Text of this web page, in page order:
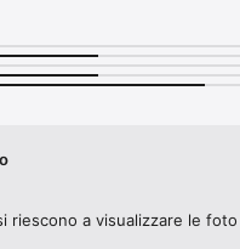
scheda dettagliata della
i documenti ufficiali di
planimetrie dei lotti in
sino all’indirizzo di tuo
tua area riservata le aste di
volta che vengono
riescono a visualizzare le